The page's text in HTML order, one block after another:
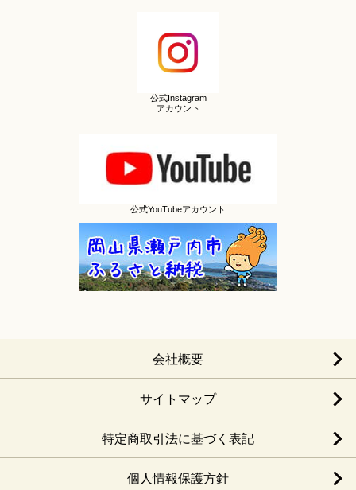
公式Instagram
アカウント
公式YouTubeアカウント
会社概要
サイトマップ
特定商取引法に基づく表記
個人情報保護方針